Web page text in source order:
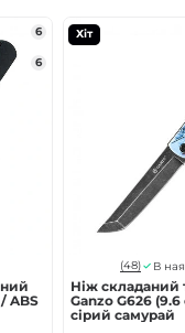
6
6
ABS
Хіт
(48) В
Ніж складаний
Ganzo G626
сірий самурай